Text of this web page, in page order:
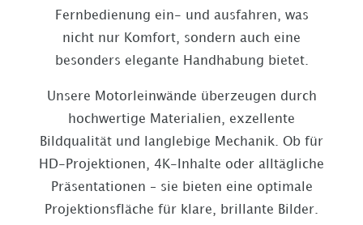
Fernbedienung ein- und ausfahren, was
nicht nur Komfort, sondern auch eine
besonders elegante Handhabung bietet.
Unsere Motorleinwände überzeugen durch
hochwertige Materialien, exzellente
Bildqualität und langlebige Mechanik. Ob für
HD-Projektionen, 4K-Inhalte oder alltägliche
Präsentationen – sie bieten eine optimale
Projektionsfläche für klare, brillante Bilder.